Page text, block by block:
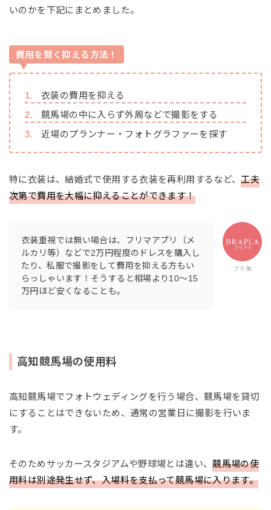
いのかを下記にまとめました。
費用を賢く抑える方法！
衣装の費用を抑える
競馬場の中に入らず外周などで撮影をする
近場のプランナー・フォトグラファーを探す
特に衣装は、結婚式で使用する衣装を再利用するなど、工夫
次第で費用を大幅に抑えることができます！
ブラ美
衣装重視では無い場合は、フリマアプリ（メ
ルカリ等）などで2万円程度のドレスを購入し
たり、私服で撮影をして費用を抑える方もい
らっしゃいます！そうすると相場より10〜15
万円ほど安くなることも。
高知競馬場の使用料
高知競馬場でフォトウェディングを行う場合、競馬場を貸切
にすることはできないため、通常の営業日に撮影を行いま
す。
そのためサッカースタジアムや野球場とは違い、競馬場の使
用料は別途発生せず、入場料を支払って競馬場に入ります。